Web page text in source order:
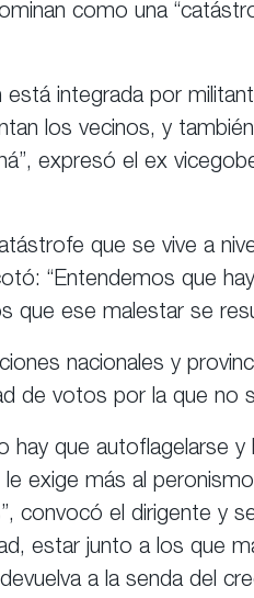
como una
está integrada por
los vecinos, y
expresó el ex
que se vive a
“Entendemos que
que ese malestar se
nacionales y
de votos por la que no
hay que autoflagelarse
exige más al
convocó el dirigente y
estar junto a los que
a la senda del